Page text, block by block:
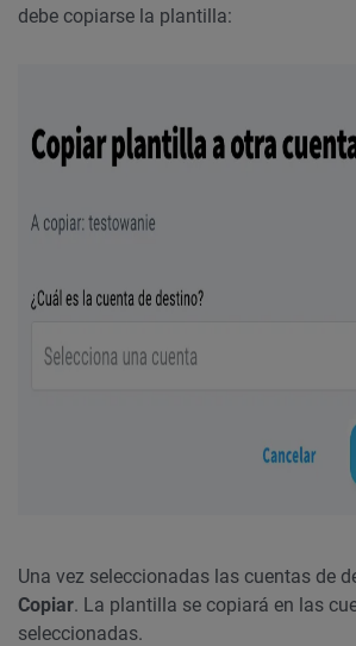
debe copiarse la plantilla:
Una vez seleccionadas las cuentas de
Copiar. La plantilla se copiará en las
seleccionadas.